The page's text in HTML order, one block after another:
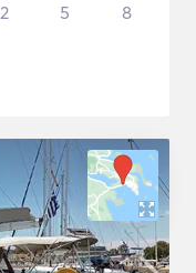
5 8